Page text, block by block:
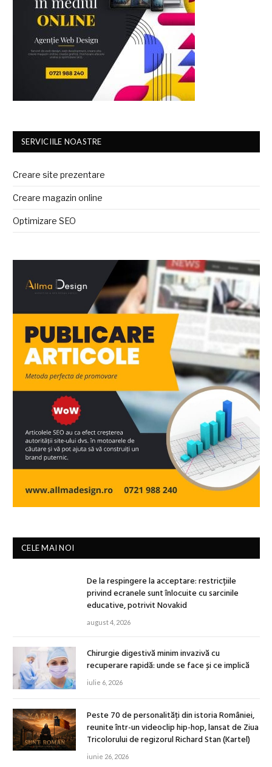
SERVICIILE NOASTRE
Creare site prezentare
Creare magazin online
Optimizare SEO
CELE MAI NOI
De la respingere la acceptare: restricțiile
privind ecranele sunt înlocuite cu sarcinile
educative, potrivit Novakid
august 4, 2026
Chirurgie digestivă minim invazivă cu
recuperare rapidă: unde se face și ce implică
iulie 6, 2026
Peste 70 de personalități din istoria României,
reunite într-un videoclip hip-hop, lansat de Ziua
Tricolorului de regizorul Richard Stan (Kartel)
iunie 26, 2026